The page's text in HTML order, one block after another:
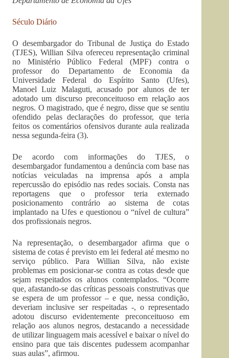
Século Diário
O desembargador do Tribunal de Justiça do Estado
(TJES), Willian Silva ofereceu representação criminal
no Ministério Público Federal (MPF) contra o
professor do Departamento de Economia da
Universidade Federal do Espírito Santo (Ufes),
Manoel Luiz Malaguti, acusado por alunos de ter
adotado um discurso preconceituoso em relação aos
negros. O magistrado, que é negro, disse que se sentiu
ofendido pelas declarações do professor, que teria
feitos os comentários ofensivos durante aula realizada
nessa segunda-feira (3).
De acordo com informações do TJES, o
desembargador fundamentou a denúncia com base nas
notícias veiculadas na imprensa após a ampla
repercussão do episódio nas redes sociais. Consta nas
reportagens que o professor teria externado
posicionamento contrário ao sistema de cotas
implantado na Ufes e questionou o “nível de cultura”
dos profissionais negros.
Na representação, o desembargador afirma que o
sistema de cotas é previsto em lei federal até mesmo no
serviço público. Para Willian Silva, não existe
problemas em posicionar-se contra as cotas desde que
sejam respeitados os alunos contemplados. “Ocorre
que, afastando-se das críticas pessoais construtivas que
se espera de um professor – e que, nessa condição,
deveriam inclusive ser respeitadas -, o representado
adotou discurso evidentemente preconceituoso em
relação aos alunos negros, destacando a necessidade
de utilizar linguagem mais acessível e baixar o nível do
ensino para que tais discentes pudessem acompanhar
suas aulas”, afirmou.